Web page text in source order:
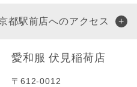
都駅前店へのアクセス
愛和服 伏見稲荷店
〒612-0012